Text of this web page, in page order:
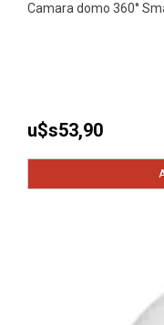
Camara domo 360°
u$s53,90